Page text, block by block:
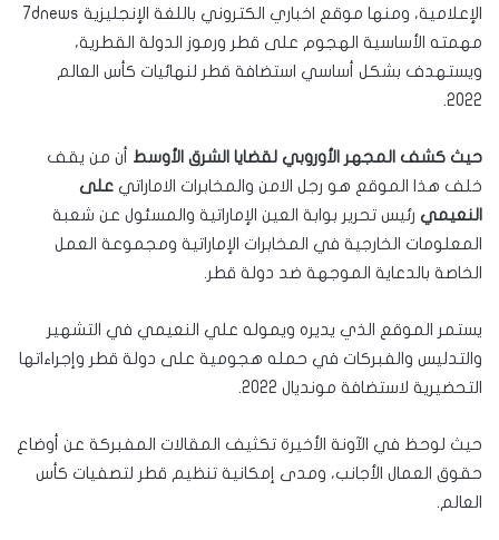
الإعلامية، ومنها موقع اخباري الكتروني باللغة الإنجليزية 7dnews
مهمته الأساسية الهجوم على قطر ورموز الدولة القطرية،
ويستهدف بشكل أساسي استضافة قطر لنهائيات كأس العالم
2022.
حيث كشف المجهر الأوروبي لقضايا الشرق الأوسط أن من يقف
خلف هذا الموقع هو رجل الامن والمخابرات الاماراتي على
النعيمي رئيس تحرير بوابة العين الإماراتية والمسئول عن شعبة
المعلومات الخارجية في المخابرات الإماراتية ومجموعة العمل
الخاصة بالدعاية الموجهة ضد دولة قطر.
يستمر الموقع الذي يديره ويموله علي النعيمي في التشهير
والتدليس والفبركات في حمله هجومية على دولة قطر وإجراءاتها
التحضيرية لاستضافة مونديال 2022.
حيث لوحظ في الآونة الأخيرة تكثيف المقالات المفبركة عن أوضاع
حقوق العمال الأجانب، ومدى إمكانية تنظيم قطر لتصفيات كأس
العالم.